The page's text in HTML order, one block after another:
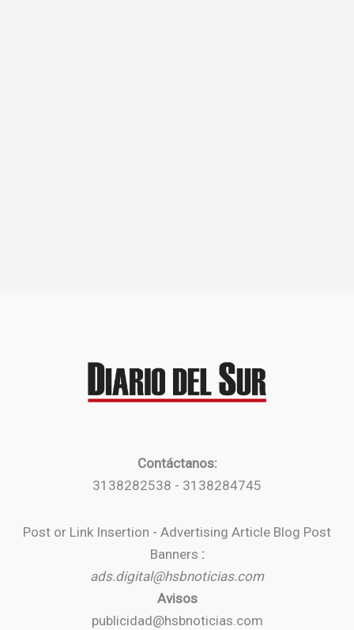
Contáctanos:
3138282538 - 3138284745
Post or Link Insertion - Advertising Article Blog Post
Banners :
ads.digital@hsbnoticias.com
Avisos
publicidad@hsbnoticias.com